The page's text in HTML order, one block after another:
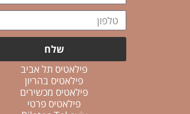
דוא"ל
טלפון
שלח
פילאטיס תל אביב
פילאטיס בהריון
פילאטיס מכשירים
פילאטיס פרטי